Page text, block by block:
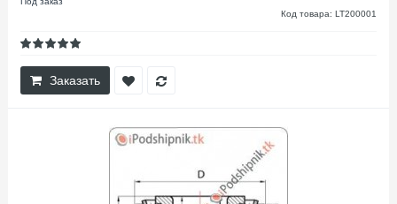
Код товара: LT200001
Заказать